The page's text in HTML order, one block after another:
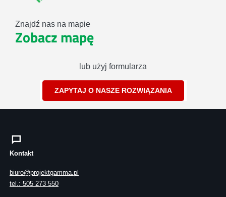
Znajdź nas na mapie
Zobacz mapę
lub użyj formularza
ZAPYTAJ O NASZE ROZWIĄZANIA
Kontakt
biuro@projektgamma.pl
tel.: 505 273 550